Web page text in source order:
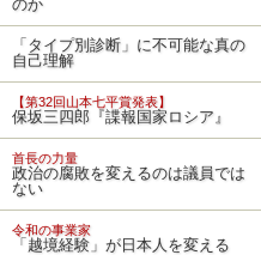
のか
「タイプ別診断」に不可能な真の
自己理解
【第32回山本七平賞発表】
保坂三四郎『諜報国家ロシア』
首長の力量
政治の腐敗を変えるのは議員では
ない
令和の事業家
「越境経験」が日本人を変える